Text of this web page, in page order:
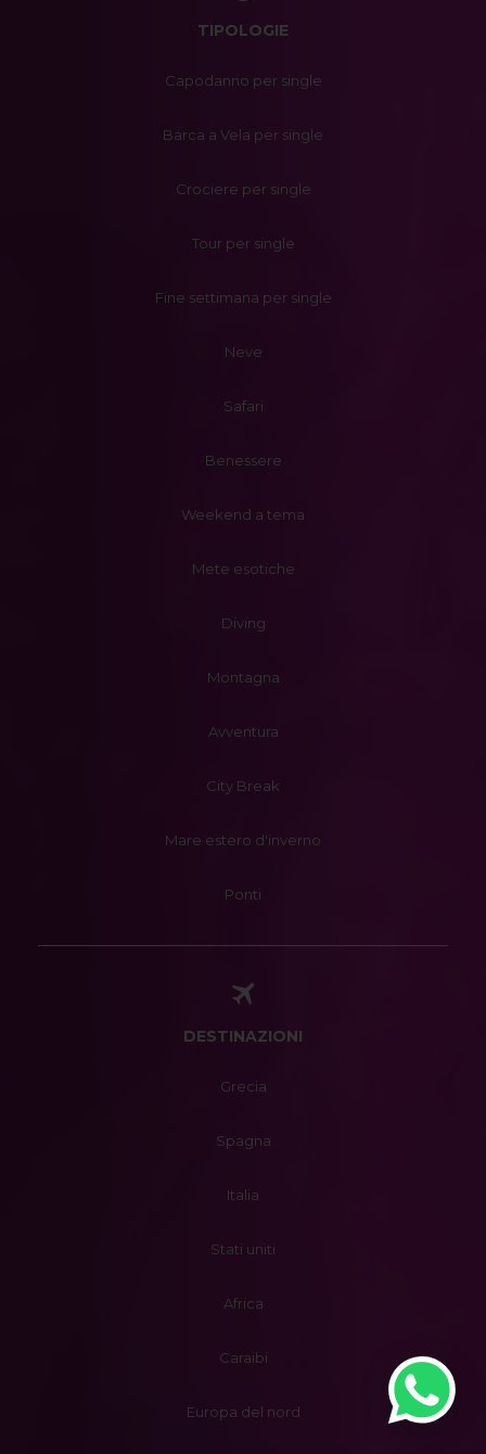
TIPOLOGIE
Capodanno per single
Barca a Vela per single
Crociere per single
Tour per single
Fine settimana per single
Neve
Safari
Benessere
Weekend a tema
Mete esotiche
Diving
Montagna
Avventura
City Break
Mare estero d'inverno
Ponti
DESTINAZIONI
Grecia
Spagna
Italia
Stati uniti
Africa
Caraibi
Europa del nord